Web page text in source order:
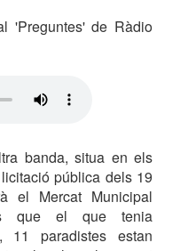
'Preguntes' de Ràdio
banda, situa en els
pública dels 19
el Mercat Municipal
que el que tenia
11 paradistes estan